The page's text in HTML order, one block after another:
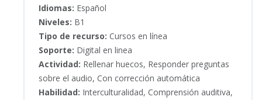
Idiomas: Español
Niveles: B1
Tipo de recurso: Cursos en línea
Soporte: Digital en linea
Actividad: Rellenar huecos, Responder preguntas
sobre el audio, Con corrección automática
Habilidad: Interculturalidad, Comprensión auditiva,